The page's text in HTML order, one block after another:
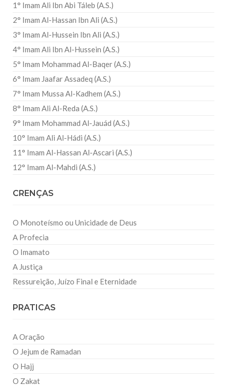
1° Imam Ali Ibn Abi Táleb (A.S.)
2° Imam Al-Hassan Ibn Ali (A.S.)
3° Imam Al-Hussein Ibn Ali (A.S.)
4° Imam Ali Ibn Al-Hussein (A.S.)
5° Imam Mohammad Al-Baqer (A.S.)
6° Imam Jaafar Assadeq (A.S.)
7° Imam Mussa Al-Kadhem (A.S.)
8° Imam Ali Al-Reda (A.S.)
9° Imam Mohammad Al-Jauád (A.S.)
10° Imam Ali Al-Hádi (A.S.)
11° Imam Al-Hassan Al-Ascari (A.S.)
12° Imam Al-Mahdi (A.S.)
CRENÇAS
O Monoteísmo ou Unicidade de Deus
A Profecia
O Imamato
A Justiça
Ressureição, Juízo Final e Eternidade
PRATICAS
A Oração
O Jejum de Ramadan
O Hajj
O Zakat